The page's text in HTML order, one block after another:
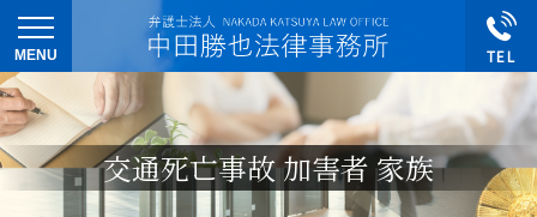
交通死亡事故 加害者 家族